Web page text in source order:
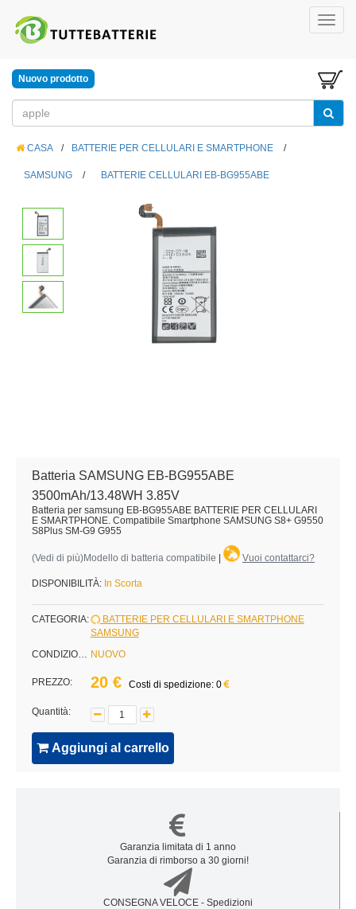
Nuovo prodotto
CASA / BATTERIE PER CELLULARI E SMARTPHONE /
SAMSUNG / BATTERIE CELLULARI EB-BG955ABE
Batteria SAMSUNG EB-BG955ABE
3500mAh/13.48WH 3.85V
Batteria per samsung EB-BG955ABE BATTERIE PER CELLULARI
E SMARTPHONE. Compatibile Smartphone SAMSUNG S8+ G9550
S8Plus SM-G9 G955
(Vedi di più)Modello di batteria compatibile Vuoi contattarci?
DISPONIBILITÀ: In Scorta
CATEGORIA:
BATTERIE PER CELLULARI E SMARTPHONE
SAMSUNG
CONDIZIONE: NUOVO
PREZZO: 20 € Costi di spedizione: 0
Quantità:
Aggiungi al carrello
Garanzia limitata di 1 anno
Garanzia di rimborso a 30 giorni!
CONSEGNA VELOCE - Spedizioni